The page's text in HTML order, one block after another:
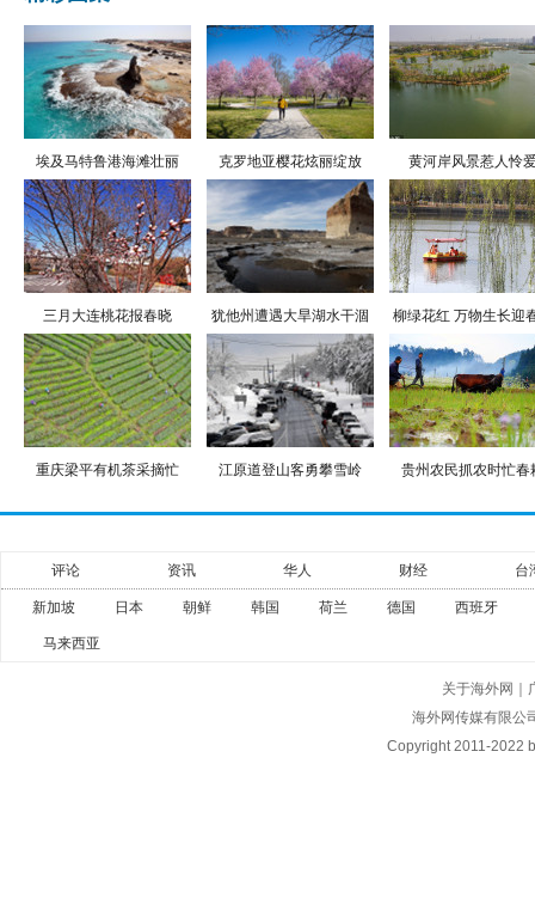
埃及马特鲁港海滩壮丽 克罗地亚樱花炫丽绽放 黄河岸风景惹人怜
三月大连桃花报春晓 犹他州遭遇大旱湖水干涸 柳绿花红 万物生长迎
重庆梁平有机茶采摘忙 江原道登山客勇攀雪岭 贵州农民抓农时忙春
评论 资讯 华人 财经 台
新加坡 日本 朝鲜 韩国 荷兰 德国 西班牙
马来西亚
关于海外网
海外网传媒有限公
Copyright2011-2022